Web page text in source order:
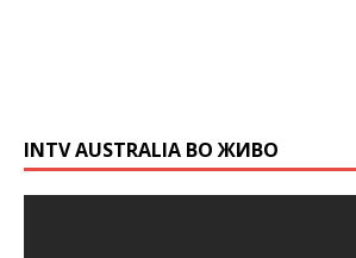
INTV AUSTRALIA ВО ЖИВО